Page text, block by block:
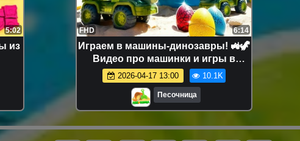
5:02
из
FHD 6:14
Играем в машины-динозавры! 🚜🦖
Видео про машинки и игры в
песочнице для детей
2026-04-17 13:00 10.1K
Песочница